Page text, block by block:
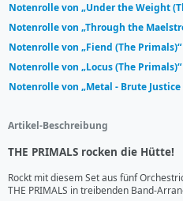
Notenrolle von „Under the Weight
Notenrolle von „Through the
Notenrolle von „Fiend (The Primals)“
Notenrolle von „Locus (The Primals)“
Notenrolle von „Metal - Brute Justice
Artikel-Beschreibung
THE PRIMALS rocken die Hütte!
Rockt mit diesem Set aus fünf
THE PRIMALS in treibenden Band-